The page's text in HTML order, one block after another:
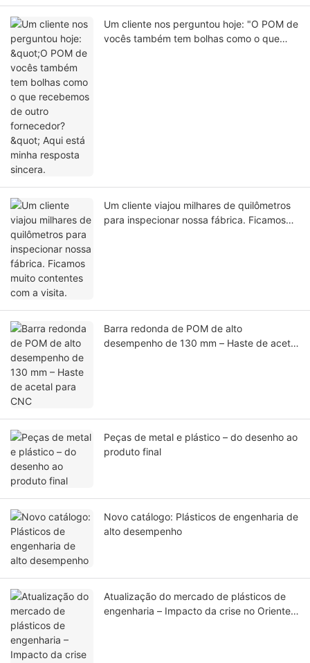
Um cliente nos perguntou hoje: "O POM de
vocês também tem bolhas como o que
Um cliente viajou milhares de quilômetros
para inspecionar nossa fábrica. Ficamos
Barra redonda de POM de alto
desempenho de 130 mm – Haste de acetal
Peças de metal e plástico – do desenho ao
produto final
Novo catálogo: Plásticos de engenharia de
alto desempenho
Atualização do mercado de plásticos de
engenharia – Impacto da crise no Oriente